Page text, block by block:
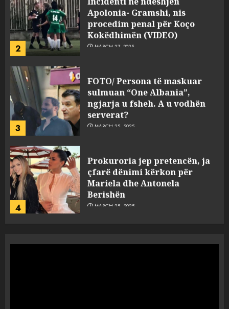
2
Apolonia- Gramshi, nis
procedim penal për Koço
Kokëdhimën (VIDEO)
MARCH 27, 2025
3
FOTO/ Persona të maskuar
sulmuan “One Albania”,
ngjarja u fsheh. A u vodhën
serverat?
MARCH 25, 2025
4
Prokuroria jep pretencën, ja
çfarë dënimi kërkon për
Mariela dhe Antonela
Berishën
MARCH 25, 2025